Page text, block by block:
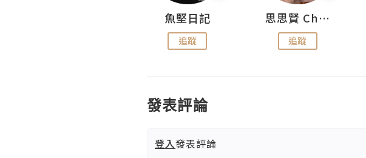
魚堅日記
追蹤
思思賢 ChillMyBabe
追蹤
發表評論
登入發表評論